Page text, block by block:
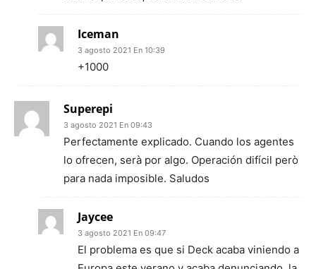
Iceman
3 agosto 2021 En 10:39
+1000
Superepi
3 agosto 2021 En 09:43
Perfectamente explicado. Cuando los agentes
lo ofrecen, serà por algo. Operación difícil però
para nada imposible. Saludos
Jaycee
3 agosto 2021 En 09:47
El problema es que si Deck acaba viniendo a